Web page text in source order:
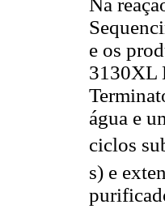
Na
e os
3130XL
água e
ciclos
s) e